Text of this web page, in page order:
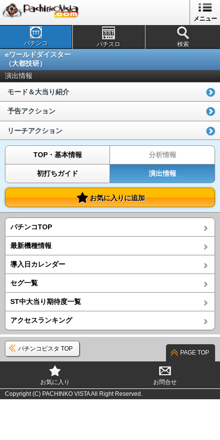
メニュー
パチンコ パチスロ 検索
eワールドダイスター
（大都技研）
演出情報
モード＆大当り紹介
予告アクション
リーチアクション
TOP・基本情報 分析情報
初打ちガイド 演出情報
お気に入りに追加
パチンコTOP
最新機種情報
導入日カレンダー
セグ一覧
ST中大当り期待度一覧
アクセスランキング
パチンコビスタ TOP
PAGE TOP
お気に入り
お問合せ
Copyright (C) PACHINKO VISTA All Right Reserved.